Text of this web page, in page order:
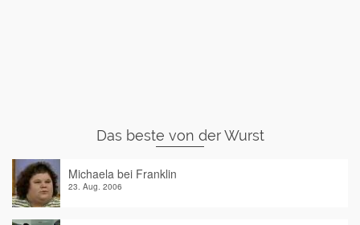
Das beste von der Wurst
Michaela bei Franklin
23. Aug. 2006